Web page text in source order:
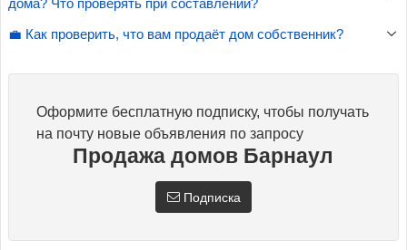
дома? Что проверять при составлении?
💼 Как проверить, что вам продаёт дом собственник?
Оформите бесплатную подписку, чтобы получать
на почту новые объявления по запросу
Продажа домов Барнаул
Подписка